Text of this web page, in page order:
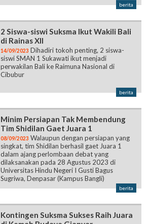
berita
2 Siswa-siswi Suksma Ikut Wakili Bali
di Rainas XII
14/09/2023 Dihadiri tokoh penting, 2 siswa-
siswi SMAN 1 Sukawati ikut menjadi
perwakilan Bali ke Raimuna Nasional di
Cibubur
berita
Minim Persiapan Tak Membendung
Tim Shidilan Gaet Juara 1
08/09/2023 Walaupun dengan persiapan yang
singkat, tim Shidilan berhasil gaet Juara 1
dalam ajang perlombaan debat yang
dilaksanakan pada 28 Agustus 2023 di
Universitas Hindu Negeri I Gusti Bagus
Sugriwa, Denpasar (Kampus Bangli)
berita
Kontingen Suksma Sukses Raih Juara